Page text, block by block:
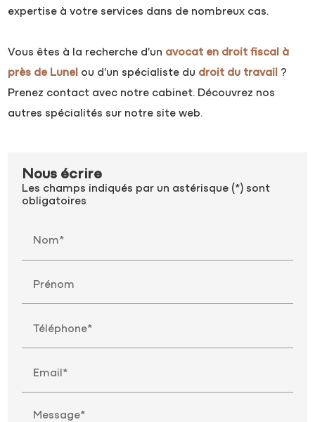
expertise à votre services dans de nombreux cas.
Vous êtes à la recherche d'un avocat en droit fiscal à
près de Lunel ou d'un spécialiste du droit du travail
?
Prenez contact avec notre cabinet. Découvrez nos
autres spécialités sur notre site web.
Nous écrire
Les champs indiqués par un astérisque (*) sont
obligatoires
Nom*
Prénom
Téléphone*
Email*
Message*